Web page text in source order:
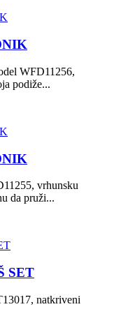
WFD11256,
podiže...
vrhunsku
da pruži...
SET
natkriveni